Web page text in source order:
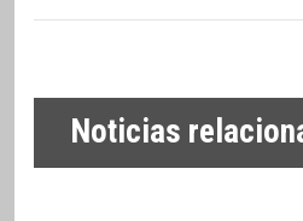
Noticias